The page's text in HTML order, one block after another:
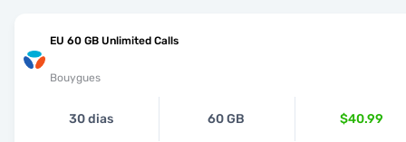
EU 60 GB Unlimited Calls
Bouygues
30 dias 60 GB $40.99